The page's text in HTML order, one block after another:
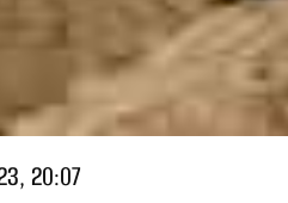
20:07